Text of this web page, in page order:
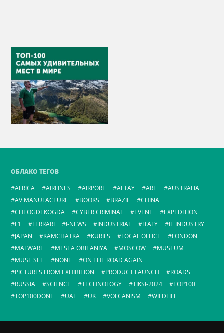
ОБЛАКО ТЕГОВ
AFRICA
AIRLINES AIRPORT ALTAY ART
AUSTRALIA
AV MANUFACTURE
BOOKS BRAZIL
CHINA
CHTOGDEKOGDA
CYBER CRIMINAL EVENT
EXPEDITION
F1
FERRARI I-NEWS INDUSTRIAL ITALY
IT INDUSTRY
JAPAN
KAMCHATKA KURILS LOCAL OFFICE
LONDON
MALWARE
MESTA OBITANIYA MOSCOW
MUSEUM
MUST SEE
NONE
ON THE ROAD AGAIN
PICTURES FROM EXHIBITION
PRODUCT LAUNCH
ROADS
RUSSIA
SCIENCE TECHNOLOGY TIKSI-2024
TOP100
TOP100DONE
UAE UK VOLCANISM WILDLIFE